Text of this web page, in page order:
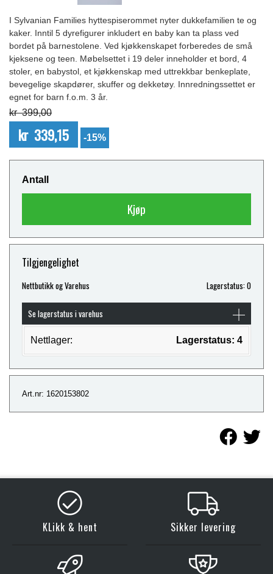
I Sylvanian Families hyttespiserommet nyter dukkefamilien te og
kaker. Inntil 5 dyrefigurer inkludert en baby kan ta plass ved
bordet på barnestolene. Ved kjøkkenskapet forberedes de små
kjeksene og teen. Møbelsettet i 19 deler inneholder et bord, 4
stoler, en babystol, et kjøkkenskap med uttrekkbar benkeplate,
bevegelige skapdører, skuffer og dekketøy. Innredningssettet er
egnet for barn f.o.m. 3 år.
kr 399,00
kr 339,15 -15%
Antall
Kjøp
Tilgjengelighet
Nettbutikk og Varehus Lagerstatus: 0
Se lagerstatus i varehus
Nettlager: Lagerstatus: 4
Art.nr: 1620153802
KLikk & hent Sikker levering